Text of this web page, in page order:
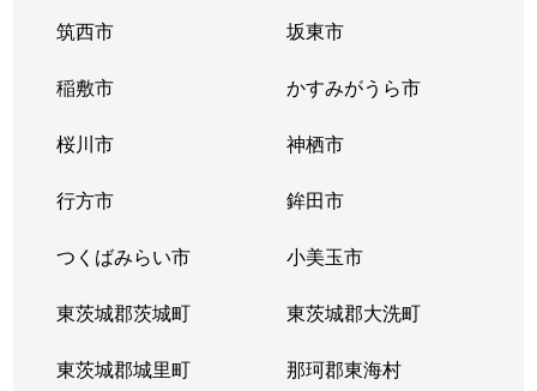
筑西市 坂東市
稲敷市 かすみがうら市
桜川市 神栖市
行方市 鉾田市
つくばみらい市 小美玉市
東茨城郡茨城町 東茨城郡大洗町
東茨城郡城里町 那珂郡東海村